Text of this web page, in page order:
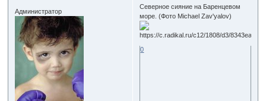
Администратор
Северное сияние на Баренцевом
море. (Фото Michael Zav'yalov)
0